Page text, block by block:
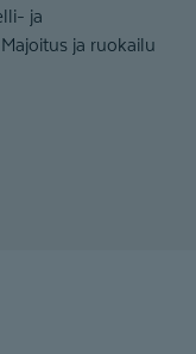
ja
ja ruokailu